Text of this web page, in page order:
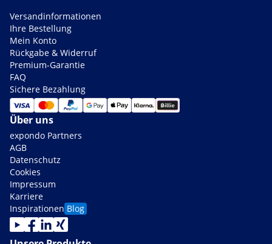
Versandinformationen
Ihre Bestellung
Mein Konto
Rückgabe & Widerruf
Premium-Garantie
FAQ
Sichere Bezahlung
Über uns
expondo Partners
AGB
Datenschutz
Cookies
Impressum
Karriere
Inspirationen Blog